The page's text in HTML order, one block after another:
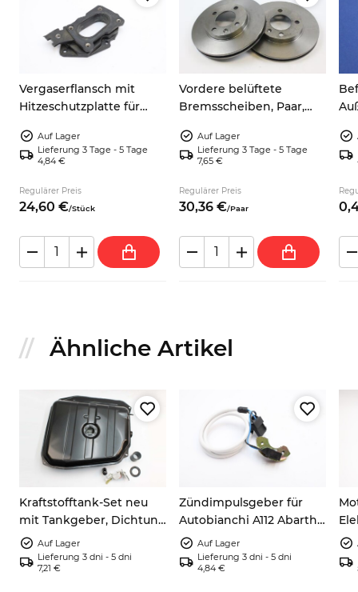
Vergaserflansch mit
Hitzeschutzplatte für
Passat Scirocco
Auf Lager
Lieferung 3 Tage - 5 Tage
4,84 €
Regulärer Preis
24,60 €/Stück
Vordere belüftete
Bremsscheiben, Paar,
Jetta, Polo, Vento
321615301A
Auf Lager
Lieferung 3 Tage - 5 Tage
7,65 €
Regulärer Preis
30,36 €/Paar 0,
Ähnliche Artikel
Kraftstofftank-Set neu
mit Tankgeber, Dichtung
und Schlauch –
Autobianchi A112
Auf Lager
Lieferung 3 dni - 5 dni
7,21 €
Zündimpulsgeber für
Autobianchi A112 Abarth
und Fiat 124 Spider
9937730
Auf Lager
Lieferung 3 dni - 5 dni
4,84 €